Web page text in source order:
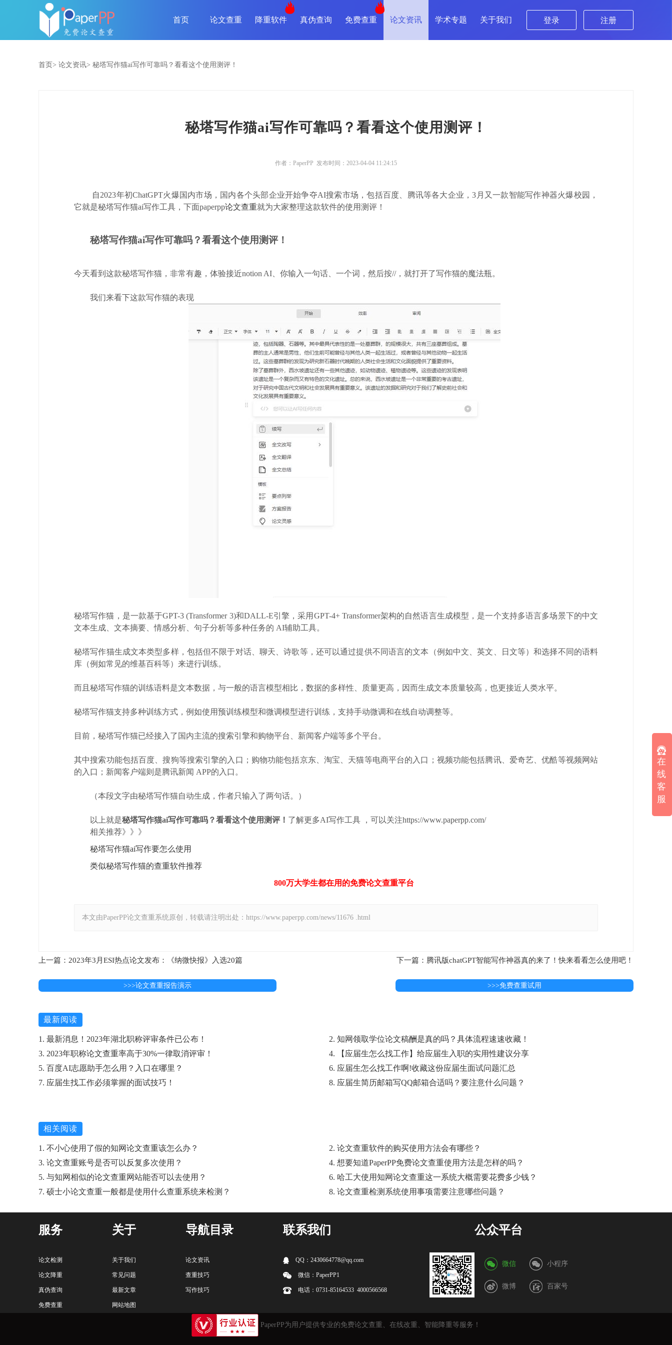
首页 论文查重 降重软件 真伪查询 免费查重 论文资讯 学术专题 关于我们 登录 注册
首页> 论文资讯> 秘塔写作猫ai写作可靠吗？看看这个使用测评！
秘塔写作猫ai写作可靠吗？看看这个使用测评！
作者：PaperPP 发布时间：2023-04-04 11:24:15
自2023年初ChatGPT火爆国内市场，国内各个头部企业开始争夺AI搜索市场，包括百度、腾讯等各大企业，3月又一款智能写作神器火爆校园，
它就是秘塔写作猫ai写作工具，下面paperpp论文查重就为大家整理这款软件的使用测评！
秘塔写作猫ai写作可靠吗？看看这个使用测评！
今天看到这款秘塔写作猫，非常有趣，体验接近notion AI、你输入一句话、一个词，然后按//，就打开了写作猫的魔法瓶。
我们来看下这款写作猫的表现
秘塔写作猫，是一款基于GPT-3 (Transformer 3)和DALL-E引擎，采用GPT-4+ Transformer架构的自然语言生成模型，是一个支持多语言多场景下的中文
文本生成、文本摘要、情感分析、句子分析等多种任务的 AI辅助工具。
秘塔写作猫生成文本类型多样，包括但不限于对话、聊天、诗歌等，还可以通过提供不同语言的文本（例如中文、英文、日文等）和选择不同的语料
库（例如常见的维基百科等）来进行训练。
而且秘塔写作猫的训练语料是文本数据，与一般的语言模型相比，数据的多样性、质量更高，因而生成文本质量较高，也更接近人类水平。
秘塔写作猫支持多种训练方式，例如使用预训练模型和微调模型进行训练，支持手动微调和在线自动调整等。
目前，秘塔写作猫已经接入了国内主流的搜索引擎和购物平台、新闻客户端等多个平台。
其中搜索功能包括百度、搜狗等搜索引擎的入口；购物功能包括京东、淘宝、天猫等电商平台的入口；视频功能包括腾讯、爱奇艺、优酷等视频网站
的入口；新闻客户端则是腾讯新闻 APP的入口。
（本段文字由秘塔写作猫自动生成，作者只输入了两句话。）
以上就是秘塔写作猫ai写作可靠吗？看看这个使用测评！ 了解更多AI写作工具 ，可以关注https://www.paperpp.com/
相关推荐》》》
秘塔写作猫ai写作要怎么使用
类似秘塔写作猫的查重软件推荐
800万大学生都在用的免费论文查重平台
本文由PaperPP论文查重系统原创，转载请注明出处：https://www.paperpp.com/news/11676 .html
上一篇：2023年3月ESI热点论文发布：《纳微快报》入选20篇 下一篇：腾讯版chatGPT智能写作神器真的来了！快来看看怎么使用吧！
>>>论文查重报告演示 >>>免费查重试用
最新阅读
1. 最新消息！2023年湖北职称评审条件已公布！
2. 知网领取学位论文稿酬是真的吗？具体流程速速收藏！
3. 2023年职称论文查重率高于30%一律取消评审！
4. 【应届生怎么找工作】给应届生入职的实用性建议分享
5. 百度AI志愿助手怎么用？入口在哪里？
6. 应届生怎么找工作啊!收藏这份应届生面试问题汇总
7. 应届生找工作必须掌握的面试技巧！
8. 应届生简历邮箱写QQ邮箱合适吗？要注意什么问题？
相关阅读
1. 不小心使用了假的知网论文查重该怎么办？
2. 论文查重软件的购买使用方法会有哪些？
3. 论文查重账号是否可以反复多次使用？
4. ​想要知道PaperPP免费论文查重使用方法是怎样的吗？
5. 与知网相似的论文查重网站能否可以去使用？
6. 哈工大使用知网论文查重这一系统大概需要花费多少钱？
7. 硕士小论文查重一般都是使用什么查重系统来检测？
8. 论文查重检测系统使用事项需要注意哪些问题？
服务
论文检测
论文降重
真伪查询
免费查重
关于
关于我们
常见问题
最新文章
网站地图
导航目录
论文资讯
查重技巧
写作技巧
联系我们
QQ：2430664778@qq.com
微信：PaperPP1
电话：0731-85164533 4000566568
公众平台
微信 小程序
微博 百家号
PaperPP为用户提供专业的免费论文查重 、在线改重、智能降重等服务！
在
线
客
服